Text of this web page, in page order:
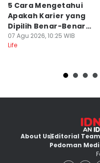
5 Cara Mengetahui
Apakah Karier yang
Dipilih Benar-Benar
Cocok Untukmu
07 Agu 2026, 10:25 WIB
Life
About UsEditorial
Pedoman